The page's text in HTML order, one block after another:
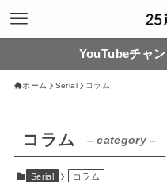
YouTubeチャ
ホーム Serial コラム
コラム – category –
Serial コラム